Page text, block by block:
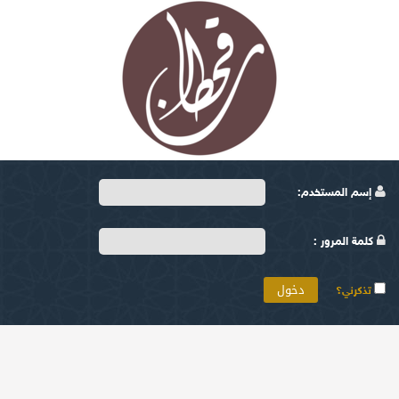
إسم المستخدم:
كلمة المرور :
تذكرني؟